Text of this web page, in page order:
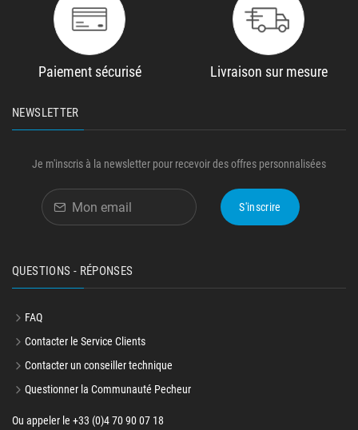
Paiement sécurisé Livraison sur mesure
NEWSLETTER
Je m'inscris à la newsletter pour recevoir des offres personnalisées
S'inscrire
QUESTIONS - RÉPONSES
FAQ
Contacter le Service Clients
Contacter un conseiller technique
Questionner la Communauté Pecheur
Ou appeler le +33 (0)4 70 90 07 18